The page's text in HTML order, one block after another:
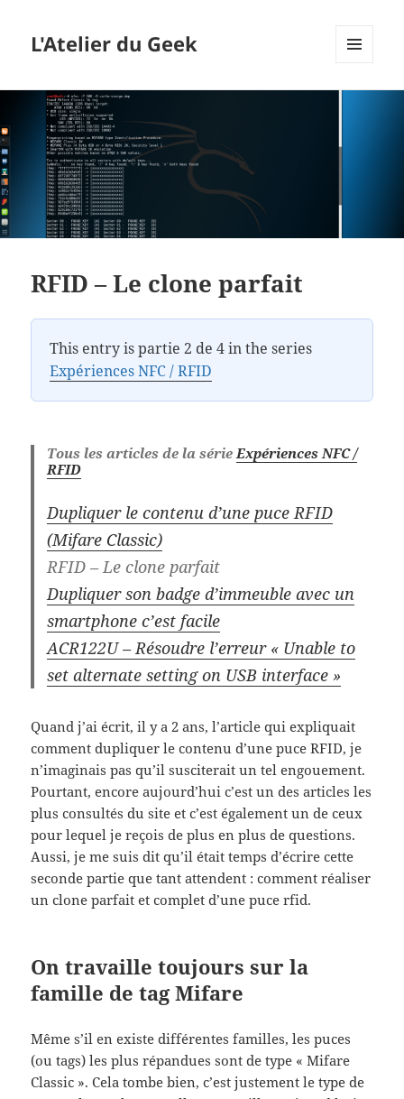
L'Atelier du Geek
RFID – Le clone parfait
This entry is partie 2 de 4 in the series
Expériences NFC / RFID
Tous les articles de la sérieExpériences NFC /
RFID
Dupliquer le contenu d’une puce RFID
(Mifare Classic)
RFID – Le clone parfait
Dupliquer son badge d’immeuble avec un
smartphone c’est facile
ACR122U – Résoudre l’erreur « Unable to
set alternate setting on USB interface »
Quand j’ai écrit, il y a 2 ans, l’article qui expliquait
comment dupliquer le contenu d’une puce RFID, je
n’imaginais pas qu’il susciterait un tel engouement.
Pourtant, encore aujourd’hui c’est un des articles les
plus consultés du site et c’est également un de ceux
pour lequel je reçois de plus en plus de questions.
Aussi, je me suis dit qu’il était temps d’écrire cette
seconde partie que tant attendent : comment réaliser
un clone parfait et complet d’une puce rfid.
On travaille toujours sur la
famille de tag Mifare
Même s’il en existe différentes familles, les puces
(ou tags) les plus répandues sont de type « Mifare
Classic ». Cela tombe bien, c’est justement le type de